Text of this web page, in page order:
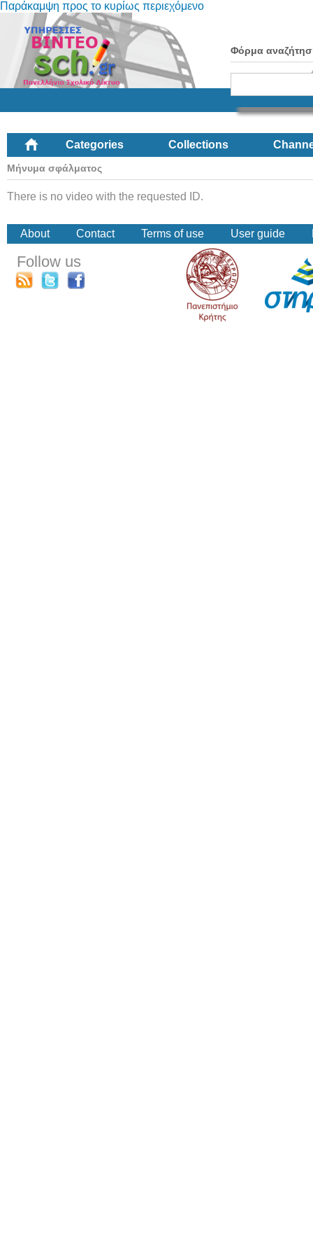
Παράκαμψη προς το κυρίως περιεχόμενο
Φόρμα
Categories Collections
Μήνυμα σφάλματος
There is no video with the requested ID.
About Contact Terms of use User guide
Follow us